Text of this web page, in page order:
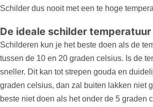
Schilder dus nooit met een te hoge
De ideale schilder temperatuur
Schilderen kun je het beste doen als de
tussen de 10 en 20 graden celsius. Is de
sneller. Dit kan tot strepen gouda en
graden celsius, dan zal buiten lakken niet
beste niet doen als het onder de 5 graden